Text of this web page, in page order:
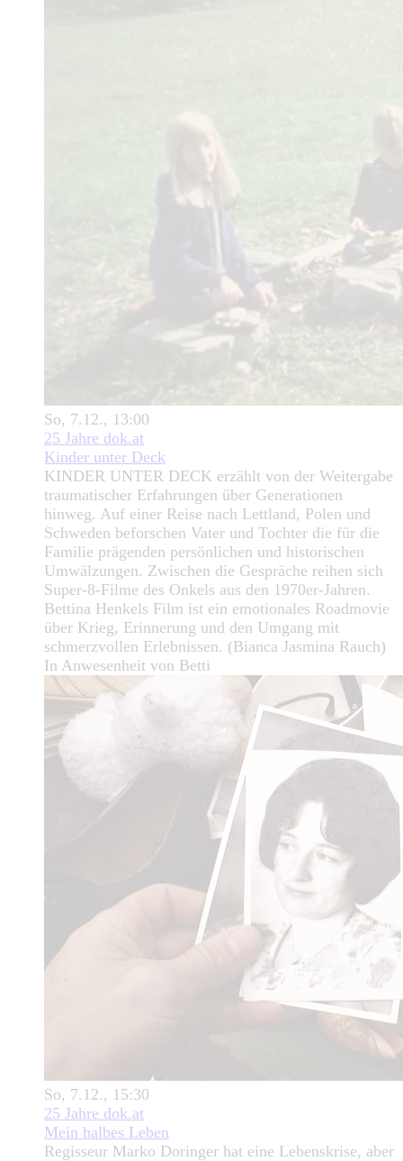
So, 7.12., 13:00
25 Jahre dok.at
Kinder unter Deck
KINDER UNTER DECK erzählt von der Weitergabe
traumatischer Erfahrungen über Generationen
hinweg. Auf einer Reise nach Lettland, Polen und
Schweden beforschen Vater und Tochter die für die
Familie prägenden persönlichen und historischen
Umwälzungen. Zwischen die Gespräche reihen sich
Super-8-Filme des Onkels aus den 1970er-Jahren.
Bettina Henkels Film ist ein emotionales Roadmovie
über Krieg, Erinnerung und den Umgang mit
schmerzvollen Erlebnissen. (Bianca Jasmina Rauch)
In Anwesenheit von Betti
So, 7.12., 15:30
25 Jahre dok.at
Mein halbes Leben
Regisseur Marko Doringer hat eine Lebenskrise, aber